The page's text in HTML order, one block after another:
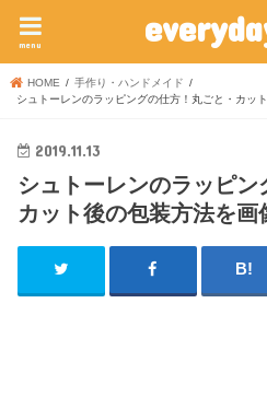
menu
HOME
手作り・ハンドメイド
シュトーレンのラッピングの仕方！丸ごと・カッ
2019.11.13
シュトーレンのラッピン
カット後の包装方法を画